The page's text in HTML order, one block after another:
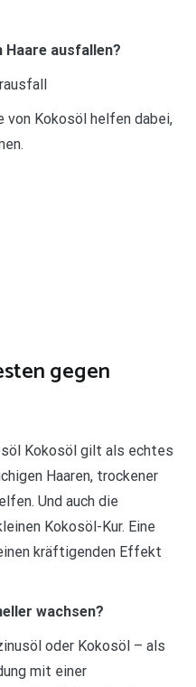
Haare ausfallen?
Kokosöl helfen dabei,
gegen
Kokosöl gilt als echtes
Haaren, trockener
Und auch die
Kokosöl-Kur. Eine
kräftigenden Effekt
wachsen?
oder Kokosöl – als
mit einer